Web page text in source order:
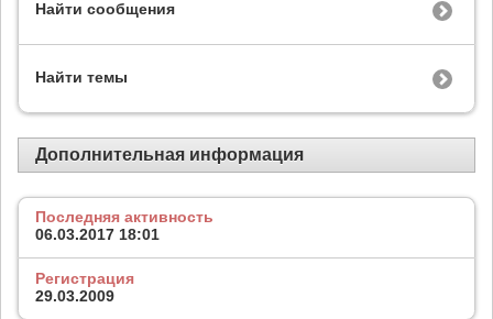
Найти сообщения
Найти темы
Дополнительная информация
Последняя активность
06.03.2017 18:01
Регистрация
29.03.2009